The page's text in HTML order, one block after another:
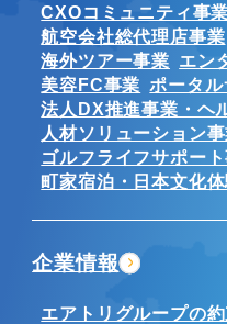
CXOコミュニティ事業
航空会社総代理店事業
海外ツアー事業 エン
美容FC事業 ポータ
法人DX推進事業・ヘ
人材ソリューション
ゴルフライフサポー
町家宿泊・日本文化
企業情報
エアトリグループの